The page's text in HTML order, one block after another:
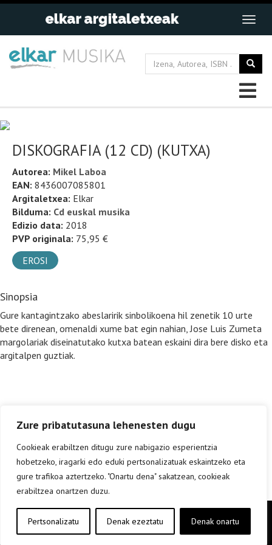
Zure pribatutasuna lehenesten dugu
Cookieak erabiltzen ditugu zure nabigazio esperientzia
hobetzeko, iragarki edo eduki pertsonalizatuak eskaintzeko eta
gure trafikoa aztertzeko. "Onartu dena" sakatzean, cookieak
erabiltzea onartzen duzu.
Pertsonalizatu Denak ezeztatu Denak onartu
DISKOGRAFIA (12 CD) (KUTXA)
Autorea: Mikel Laboa
EAN: 8436007085801
Argitaletxea: Elkar
Bilduma: Cd euskal musika
Edizio data: 2018
PVP originala: 75,95 €
EROSI
Sinopsia
Gure kantagintzako abeslaririk sinbolikoena hil zenetik 10 urte
bete direnean, omenaldi xume bat egin nahian, Jose Luis Zumeta
margolariak diseinatutako kutxa batean eskaini dira bere disko eta
argitalpen guztiak.
Copyright © elkar Argitaletxeak 2019
Lege oharra
Cookie politika